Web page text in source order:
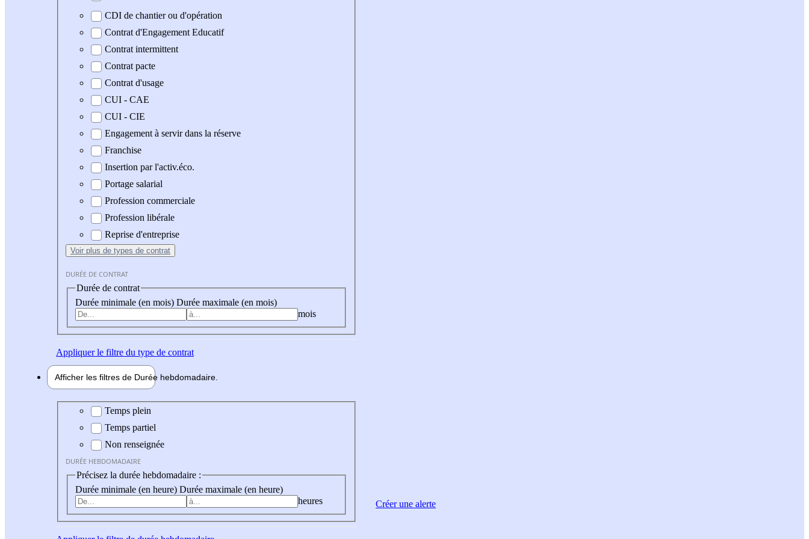
CDI de chantier ou d'opération
Contrat d'Engagement Educatif
Contrat intermittent
Contrat pacte
Contrat d'usage
CUI - CAE
CUI - CIE
Engagement à servir dans la réserve
Franchise
Insertion par l'activ.éco.
Portage salarial
Profession commerciale
Profession libérale
Reprise d'entreprise
Voir plus de types de contrat
DURÉE DE CONTRAT
Durée de contrat
Durée minimale (en mois) Durée maximale (en mois)
mois
Appliquerle filtre du type de contrat
Afficher les filtres de Durée hebdomadaire
Durée hebdomadaire
Temps plein
Temps partiel
Non renseignée
DURÉE HEBDOMADAIRE
Précisez la durée hebdomadaire :
Durée minimale (en heure) Durée maximale (en heure)
heures
Créer une alerte